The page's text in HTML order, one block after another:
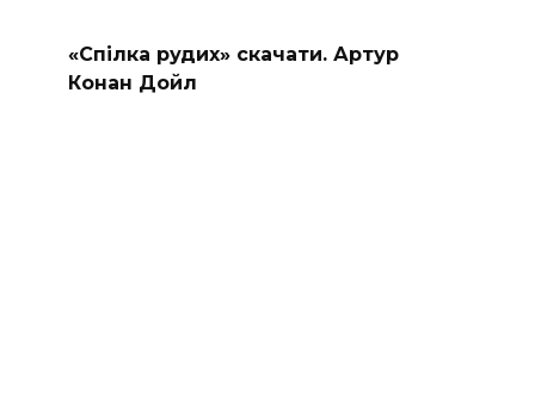
«Спілка рудих» скачати. Артур
Конан Дойл